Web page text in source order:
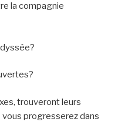
la compagnie
trouveront leurs
progresserez dans